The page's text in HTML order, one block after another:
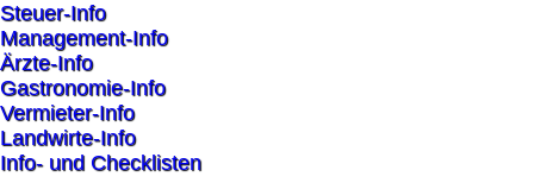
Steuer-Info
Management-Info
Ärzte-Info
Gastronomie-Info
Vermieter-Info
Landwirte-Info
Info- und Checklisten